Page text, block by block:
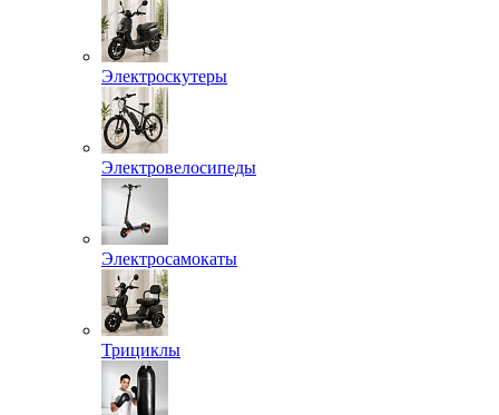
Электроскутеры
Электровелосипеды
Электросамокаты
Трициклы